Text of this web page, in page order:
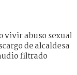
vivir abuso sexual
de alcaldesa
filtrado